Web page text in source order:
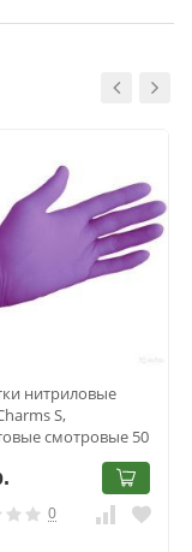
нитриловые
S,
смотровые 50
0